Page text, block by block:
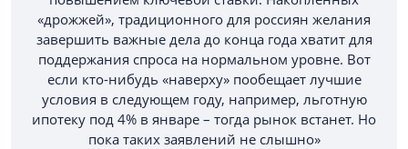
«дрожжей», традиционного для россиян желания
завершить важные дела до конца года хватит для
поддержания спроса на нормальном уровне. Вот
если кто-нибудь «наверху» пообещает лучшие
условия в следующем году, например, льготную
ипотеку под 4% в январе – тогда рынок встанет. Но
пока таких заявлений не слышно»